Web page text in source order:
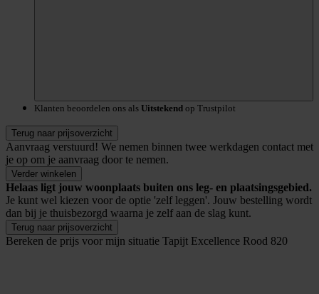
Klanten beoordelen ons als Uitstekend op Trustpilot
Terug naar prijsoverzicht
Aanvraag verstuurd! We nemen binnen twee werkdagen contact met
je op om je aanvraag door te nemen.
Verder winkelen
Helaas ligt jouw woonplaats buiten ons leg- en plaatsingsgebied.
Je kunt wel kiezen voor de optie 'zelf leggen'. Jouw bestelling wordt
dan bij je thuisbezorgd waarna je zelf aan de slag kunt.
Terug naar prijsoverzicht
Bereken de prijs voor mijn situatie Tapijt Excellence Rood 820